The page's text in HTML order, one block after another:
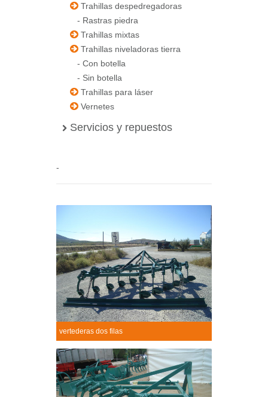
Trahillas despedregadoras
- Rastras piedra
Trahillas mixtas
Trahillas niveladoras tierra
- Con botella
- Sin botella
Trahillas para láser
Vernetes
Servicios y repuestos
-
Vertederas dos filas
+
vertederas dos filas